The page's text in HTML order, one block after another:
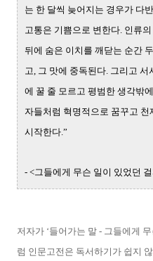
는 한 달씩 늦어지는 경우가 다
고통은 기쁨으로 변한다. 인류
뒤에 숨은 이치를 깨닫는 순간
고, 그 맛에 중독된다. 그리고
에 꿀 줄 모르고 평범한 생각밖
자들처럼 혁명적으로 꿈꾸고
시작한다.”
- <그들에게 무슨 일이 있었던
저자가 ‘들어가는 말 - 그들에게
럼 인문고전은 독서하기가 쉽지